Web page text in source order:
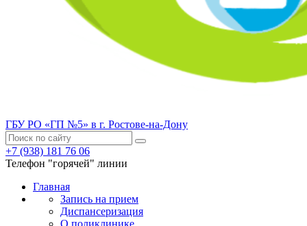
ГБУ РО «ГП №5» в г. Ростове-на-Дону
+7 (938) 181 76 06
Телефон "горячей" линии
Главная
Запись на прием
Диспансеризация
О поликлинике